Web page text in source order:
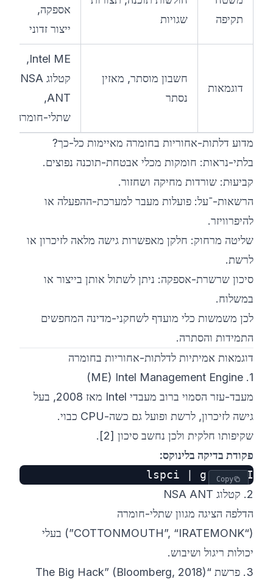
תקיפה
שגויות
אספקה,
ייצור זדוני
דוגמאות
חשבון מוסתר, מאזין
נסתר
Intel ME,
קטלוג NSA
ANT,
שתלי-חומרה
מדוע דלתות-אחוריות בחומרה מאיימות כל-כך?
בלתי-נראות: חומקות מכלי אבטחת-תוכנה נפוצים.
קביעוּת: שורדות מחיקה ושחזור.
הרשאות-־על: פועלות מעבר למערכת-ההפעלה או
להיפרוויזר.
שליטה מרחוק: חלקן מאפשרות גישה מלאה לזיכרון או
לרשת.
סיכון שרשרת-אספקה: ניתן לשתול אותן בייצור או
במשלוח.
לכן משמשות כלי מועדף לשחקני-מדינה המחפשים
התמידות והסתרה.
דוגמאות אמיתיות לדלתות-אחוריות בחומרה
1. Intel Management Engine‏ (ME)
מעבד-עזר הסמוי ברוב מעבדי Intel מאז 2008, בעל
גישה לזיכרון, לרשת ופועל גם כשה-CPU כבוי.
שקיפותו חלקית ולכן נחשב סיכון [2]
.
פקודת בדיקה בלינוקס:
lspci | grep MEI
Copy
2. קטלוג NSA ANT
הדלפה הציגה מגוון שתלי-חומרה
(“COTTONMOUTH”, “IRATEMONK”) בעלי
יכולות ריגול ושיבוש.
3. פרשת “The Big Hack” (Bloomberg, 2018)